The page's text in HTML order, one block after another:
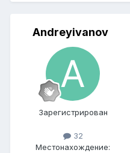
Andreyivanov
Зарегистрирован
32
Местонахождение: